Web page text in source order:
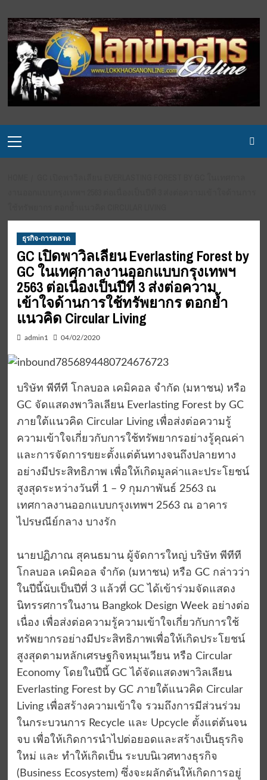
to
content
Menu
ธุรกิจ-การตลาด
GC เปิดพาวิลเลียน Everlasting Forest by
GC ในเทศกาลงานออกแบบกรุงเทพฯ
2563 ต่อเนื่องเป็นปีที่ 3 ส่งต่อความ
เข้าใจด้านการใช้ทรัพยากร ตอกย้ำ
แนวคิด Circular Living
admin1 04/02/2020
บริษัท พีทีที โกลบอล เคมิคอล จำกัด (มหาชน) หรือ
GC จัดแสดงพาวิลเลียน Everlasting Forest by GC
ภายใต้แนวคิด Circular Living เพื่อส่งต่อความรู้
ความเข้าใจเกี่ยวกับการใช้ทรัพยากรอย่างรู้คุณค่า
และการจัดการขยะตั้งแต่ต้นทางจนถึงปลายทาง
อย่างมีประสิทธิภาพ เพื่อให้เกิดมูลค่าและประโยชน์
สูงสุดระหว่างวันที่ 1 – 9 กุมภาพันธ์ 2563 ณ
เทศกาลงานออกแบบกรุงเทพฯ 2563 ณ อาคาร
ไปรษณีย์กลาง บางรัก
นายปฏิภาณ สุคนธมาน ผู้จัดการใหญ่ บริษัท พีทีที
โกลบอล เคมิคอล จำกัด (มหาชน) หรือ GC กล่าวว่า
ในปีนี้นับเป็นปีที่ 3 แล้วที่ GC ได้เข้าร่วมจัดแสดง
นิทรรศการในงาน Bangkok Design Week อย่างต่อ
เนื่อง เพื่อส่งต่อความรู้ความเข้าใจเกี่ยวกับการใช้
ทรัพยากรอย่างมีประสิทธิภาพเพื่อให้เกิดประโยชน์
สูงสุดตามหลักเศรษฐกิจหมุนเวียน หรือ Circular
Economy โดยในปีนี้ GC ได้จัดแสดงพาวิลเลียน
Everlasting Forest by GC ภายใต้แนวคิด Circular
Living เพื่อสร้างความเข้าใจ รวมถึงการมีส่วนร่วม
ในกระบวนการ Recycle และ Upcycle ตั้งแต่ต้นจน
จบ เพื่อให้เกิดการนำไปต่อยอดและสร้างเป็นธุรกิจ
ใหม่ และ ทำให้เกิดเป็น ระบบนิเวศทางธุรกิจ
(Business Ecosystem) ซึ่งจะผลักดันให้เกิดการอยู่